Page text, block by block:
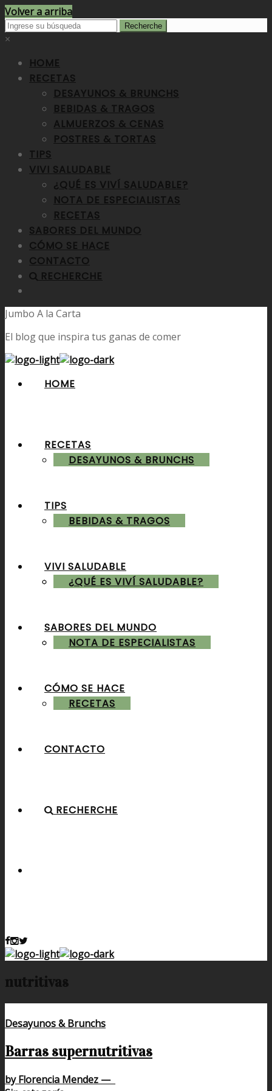
Volver a arriba
×
HOME
RECETAS
DESAYUNOS & BRUNCHS
BEBIDAS & TRAGOS
ALMUERZOS & CENAS
POSTRES & TORTAS
TIPS
VIVI SALUDABLE
¿QUÉ ES VIVÍ SALUDABLE?
NOTA DE ESPECIALISTAS
RECETAS
SABORES DEL MUNDO
CÓMO SE HACE
CONTACTO
RECHERCHE
Jumbo A la Carta
El blog que inspira tus ganas de comer
HOME
RECETAS
DESAYUNOS & BRUNCHS
BEBIDAS & TRAGOS
ALMUERZOS & CENAS
POSTRES & TORTAS
TIPS
VIVI SALUDABLE
¿QUÉ ES VIVÍ SALUDABLE?
NOTA DE ESPECIALISTAS
RECETAS
SABORES DEL MUNDO
CÓMO SE HACE
CONTACTO
RECHERCHE
nutritivas
Desayunos & Brunchs
Barras supernutritivas
by Florencia Mendez —